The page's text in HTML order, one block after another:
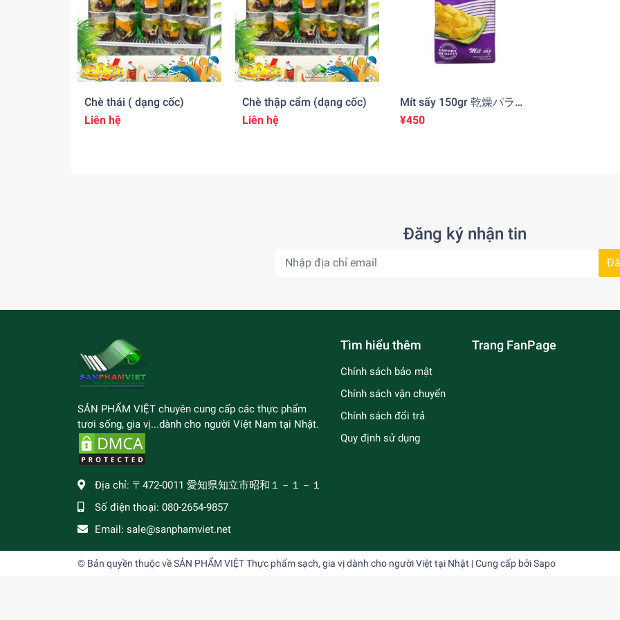
Chè thái ( dạng cốc)
Liên hệ
Chè thập cẩm (dạng cốc)
Liên hệ
Mít sấy 150gr 乾燥パラミ
ツ
¥450
Đăng ký nhận tin
SẢN PHẨM VIỆT chuyên cung cấp các thực phẩm
tươi sống, gia vị...dành cho người Việt Nam tại Nhật.
Địa chỉ: 〒472-0011 愛知県知立市昭和１－１－１
Số điện thoại: 080-2654-9857
Email: sale@sanphamviet.net
Tìm hiểu thêm
Chính sách bảo mật
Chính sách vận chuyển
Chính sách đổi trả
Quy định sử dụng
Trang FanPage
© Bản quyền thuộc vềSẢN PHẨM VIỆT Thực phẩm sạch, gia vị dành cho người Việt tại Nhật | Cung cấp bởiSapo